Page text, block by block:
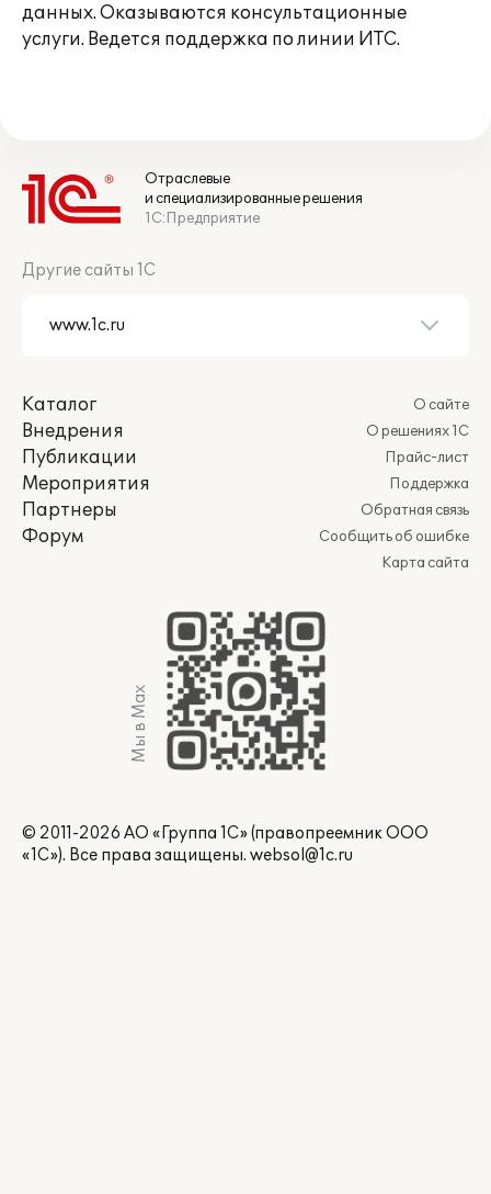
данных. Оказываются консультационные
услуги. Ведется поддержка по линии ИТС.
Отраслевые
и специализированные решения
1С:Предприятие
Другие сайты 1С
Каталог
Внедрения
Публикации
Мероприятия
Партнеры
Форум
О сайте
О решениях 1С
Прайс-лист
Поддержка
Обратная связь
Сообщить об ошибке
Карта сайта
Мы в Max
© 2011-2026 АО «Группа 1С» (правопреемник ООО
«1С»). Все права защищены. websol@1c.ru